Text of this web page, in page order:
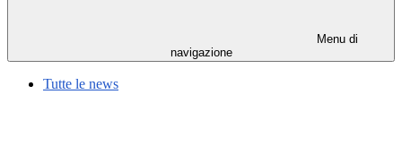
Menu di
navigazione
Tutte le news